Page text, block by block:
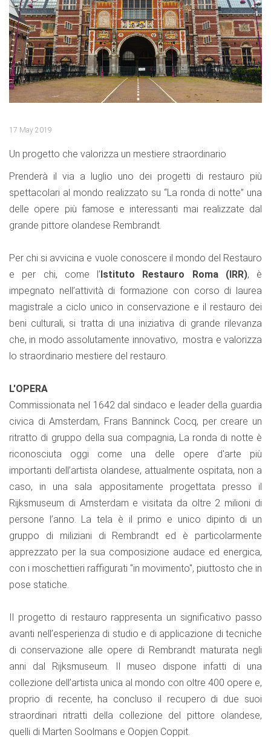
17 May 2019
Un progetto che valorizza un mestiere straordinario
Prenderà il via a luglio uno dei progetti di restauro più
spettacolari al mondo realizzato su “La ronda di notte” una
delle opere più famose e interessanti mai realizzate dal
grande pittore olandese Rembrandt.
Per chi si avvicina e vuole conoscere il mondo del Restauro
e per chi, come l’Istituto Restauro Roma (IRR), è
impegnato nell’attività di formazione con corso di laurea
magistrale a ciclo unico in conservazione e il restauro dei
beni culturali, si tratta di una iniziativa di grande rilevanza
che, in modo assolutamente innovativo, mostra e valorizza
lo straordinario mestiere del restauro.
L'OPERA
Commissionata nel 1642 dal sindaco e leader della guardia
civica di Amsterdam, Frans Banninck Cocq, per creare un
ritratto di gruppo della sua compagnia, La ronda di notte è
riconosciuta oggi come una delle opere d'arte più
importanti dell’artista olandese, attualmente ospitata, non a
caso, in una sala appositamente progettata presso il
Rijksmuseum di Amsterdam e visitata da oltre 2 milioni di
persone l’anno. La tela è il primo e unico dipinto di un
gruppo di miliziani di Rembrandt ed è particolarmente
apprezzato per la sua composizione audace ed energica,
con i moschettieri raffigurati "in movimento", piuttosto che in
pose statiche.
Il progetto di restauro rappresenta un significativo passo
avanti nell’esperienza di studio e di applicazione di tecniche
di conservazione alle opere di Rembrandt maturata negli
anni dal Rijksmuseum. Il museo dispone infatti di una
collezione dell’artista unica al mondo con oltre 400 opere e,
proprio di recente, ha concluso il recupero di due suoi
straordinari ritratti della collezione del pittore olandese,
quelli di Marten Soolmans e Oopjen Coppit.